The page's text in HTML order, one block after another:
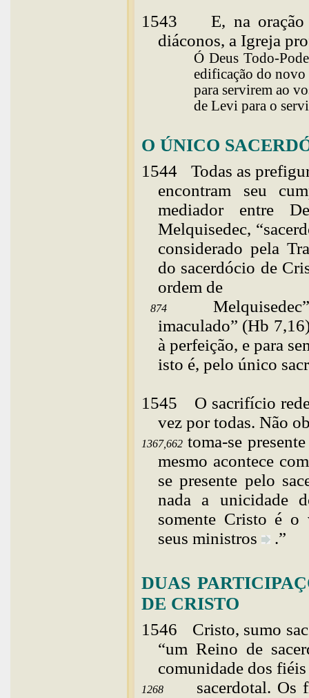
1543
E, na
diáconos, a Igreja
Ó Deus Todo-
edificação do novo
para servirem ao
de Levi para o
O ÚNICO
1544 Todas as
encontram seu
mediador entre
Melquisedec,
considerado pela
do sacerdócio de
ordem de
874
imaculado” (Hb
à perfeição, e para
isto é, pelo único
1545 O sacrifício
vez por todas. Não
1367,662 toma-se
mesmo acontece
se presente pelo
nada a unicidade
somente Cristo é o
seus ministros .”
DUAS
DE CRISTO
1546 Cristo, sumo
“um Reino de
comunidade dos
1268 sacerdotal. Os